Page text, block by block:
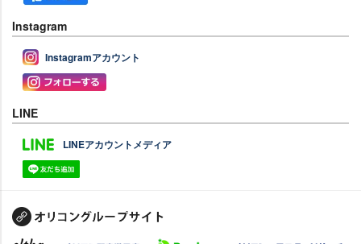
Instagram
Instagramアカウント
LINE
LINEアカウントメディア